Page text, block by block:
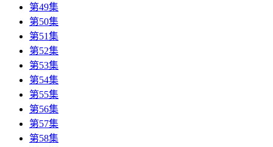
第49集
第50集
第51集
第52集
第53集
第54集
第55集
第56集
第57集
第58集